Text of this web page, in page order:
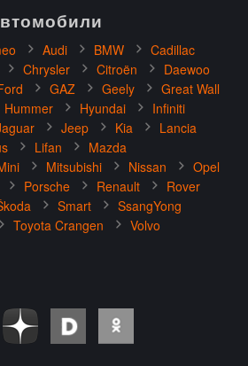
Audi BMW
Cadillac
Chrysler Citroën
Daewoo
GAZ Geely
Great Wall
Hummer Hyundai
Infiniti
Jeep Kia
Lancia
Lifan
Mazda
Mitsubishi Nissan
Opel
Porsche Renault
Rover
Smart
SsangYong
Toyota Crangen
Volvo